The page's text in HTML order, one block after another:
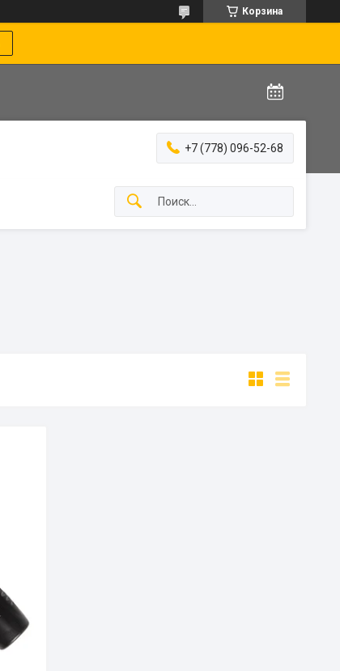
Корзина
+7 (778) 096-52-68